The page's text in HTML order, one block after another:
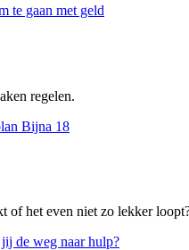
te gaan met geld
regelen.
Bijna 18
of het even niet zo lekker
de weg naar hulp?